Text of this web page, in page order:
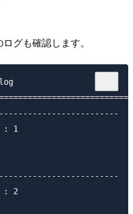
グも確認します。
: 1
: 2